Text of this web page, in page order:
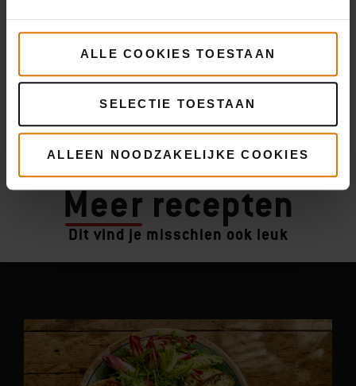
ALLE COOKIES TOESTAAN
SELECTIE TOESTAAN
ALLEEN NOODZAKELIJKE COOKIES
Meerrecepten
Dit vind je misschien ook leuk